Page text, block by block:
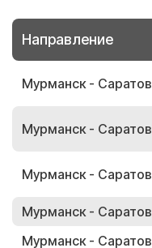
Направление
Мурманск - Саратов
Мурманск - Саратов
Мурманск - Саратов
Мурманск - Саратов
Мурманск - Саратов